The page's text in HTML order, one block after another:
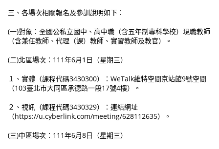
三、各場次相關報名及參訓說明如下：
(一)對象：全國公私立國中、高中職（含五年制專科學校）現職教師
（含兼任教師、代理（課）教師、實習教師及教官）。
(二)北區場次：111年6月1日（星期三）
１、實體（課程代碼3430300）：WeTalk維特空間京站館9號空間
（103臺北市大同區承德路一段17號4樓）。
２、視訊（課程代碼3430329）：連結網址
（https://u.cyberlink.com/meeting/628112635）。
(三)中區場次：111年6月8日（星期三）